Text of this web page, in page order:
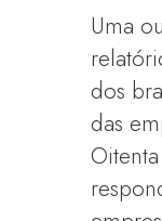
Uma
dos
das